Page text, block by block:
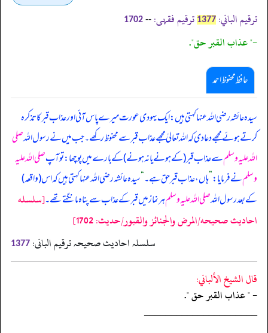
ترقیم الباني: 1377 ترقیم فقہی: --
1702
-" عذاب القبر حق".
حافظ محفوظ احمد
سیدہ عائشہ رضی اللہ عنہا کہتی ہیں: ایک یہودی عورت میرے پاس آئی اور عذاب قبر کا تذکرہ
کرتے ہوئے مجھے دعا دی کہ اللہ تعالیٰ مجھے عذاب قبر سے محفوظ رکھے۔ جب میں نے رسول اللہصلی
اللہ علیہ وسلمسے عذاب قبر (کے ہونے یا نہ ہونے) کے بارے میں پوچھا: تو آپصلی اللہ علیہ
وسلمنے فرمایا:”ہاں، عذاب قبر حق ہے۔“سیدہ عائشہ رضی اللہ عنہا کہتی ہیں کہ اس (واقعہ)
کے بعد رسول اللہصلی اللہ علیہ وسلمہر نماز میں قبر کے عذاب سے پناہ مانگتے تھے۔[سلسله
احاديث صحيحه/المرض والجنائز والقبور/حدیث: 1702]
سلسلہ احادیث صحیحہ ترقیم البانی: 1377
قال الشيخ الألباني:
- " عذاب القبر حق ".
‏‏‏‏_____________________